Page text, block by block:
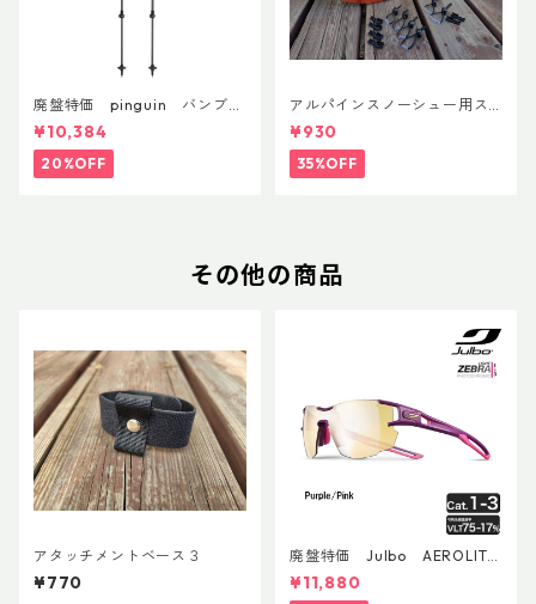
廃盤特価 pinguin バンブー
FLフォーム(ペア)
¥10,384
20%OFF
アルパインスノーシュー用ス
トラップキャッチ(ペア)
¥930
35%OFF
その他の商品
アタッチメントベース３
¥770
廃盤特価 Julbo AEROLITE
AsianFit
¥11,880